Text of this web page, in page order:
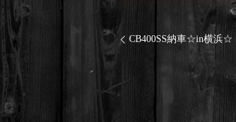
CB400SS納車☆in横浜☆